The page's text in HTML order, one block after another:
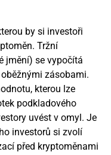
by si investoři
Tržní
jmění) se vypočítá
zásobami.
kterou lze
podkladového
uvést v omyl. Je
investorů si zvolí
před kryptoměnami